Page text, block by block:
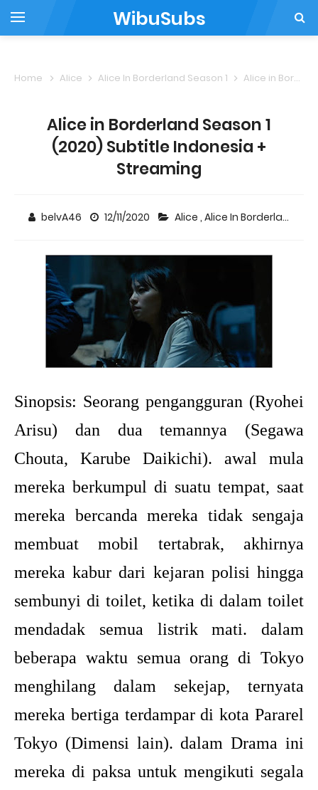
WibuSubs
Home Alice Alice In Borderland Season 1 Alice in Borderland Season 1 (2020) Subtitle Indonesia + Streaming
Alice in Borderland Season 1
(2020) Subtitle Indonesia +
Streaming
belvA46 12/11/2020 Alice , Alice In Borderland Season 1
Sinopsis: Seorang pengangguran (Ryohei
Arisu) dan dua temannya (Segawa
Chouta, Karube Daikichi). awal mula
mereka berkumpul di suatu tempat, saat
mereka bercanda mereka tidak sengaja
membuat mobil tertabrak, akhirnya
mereka kabur dari kejaran polisi hingga
sembunyi di toilet, ketika di dalam toilet
mendadak semua listrik mati. dalam
beberapa waktu semua orang di Tokyo
menghilang dalam sekejap, ternyata
mereka bertiga terdampar di kota Pararel
Tokyo (Dimensi lain). dalam Drama ini
mereka di paksa untuk mengikuti segala